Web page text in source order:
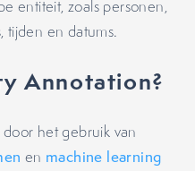
entiteit, zoals personen,
tijden en datums.
Annotation?
het gebruik van
en machine learning